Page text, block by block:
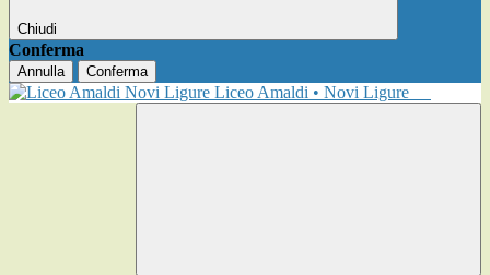
Chiudi
Conferma
Annulla Conferma
Liceo Amaldi • Novi Ligure